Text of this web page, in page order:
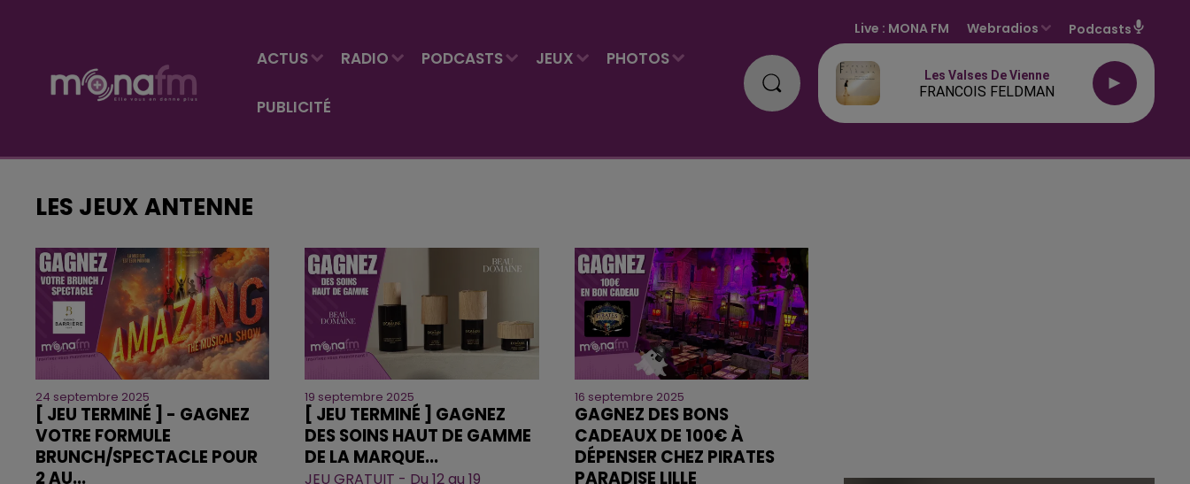
ACTUS RADIO PODCASTS JEUX PHOTOS
PUBLICITÉ
Live : MONA FM Webradios Podcasts
Les Valses De Vienne
FRANCOIS FELDMAN
LES JEUX ANTENNE
24 septembre 2025
[ JEU TERMINÉ ] - GAGNEZ
VOTRE FORMULE
BRUNCH/SPECTACLE POUR
2 AU...
19 septembre 2025
[ JEU TERMINÉ ] GAGNEZ
DES SOINS HAUT DE GAMME
DE LA MARQUE...
JEU GRATUIT - Du 12 au 19
16 septembre 2025
GAGNEZ DES BONS
CADEAUX DE 100€ À
DÉPENSER CHEZ PIRATES
PARADISE LILLE